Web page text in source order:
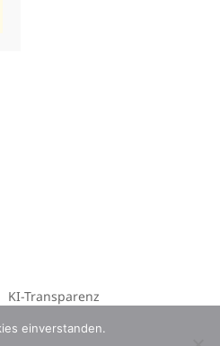
KI-Transparenz
einverstanden.